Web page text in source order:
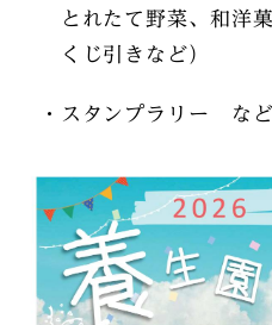
とれたて野菜、 和洋
くじ引きなど）
・スタンプラリー など